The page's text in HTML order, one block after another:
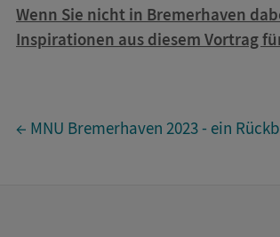
Wenn Sie nicht in Bremerhaven
Inspirationen aus diesem Vortrag
← MNU Bremerhaven 2023 - ein